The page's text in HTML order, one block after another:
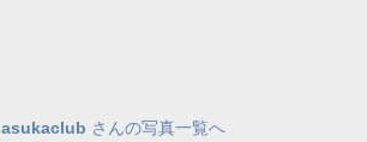
asukaclub さんの写真一覧へ